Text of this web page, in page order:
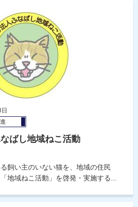
ばし地域ねこ活動
飼い主のいない猫を、地域の住民
地域ねこ活動」を啓発・実施する...